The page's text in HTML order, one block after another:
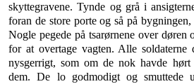
skyttegravene. Tynde og grå i
foran de store porte og så på
Nogle pegede på tsarørnene over
for at overtage vagten. Alle soldaterne
nysgerrigt, som om de nok havde
dem. De lo godmodigt og